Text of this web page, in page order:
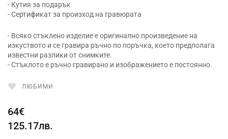
- Кутия за подарък
- Сертификат за произход на гравюрата
- Всяко стъклено изделие е оригинално произведение на
изкуството и се гравира ръчно по поръчка, което предполага
известни разлики от снимките.
- Стъклото е ръчно гравирано и изображението е постоянно.
ЛЮБИМИ
64€
125.17лв.